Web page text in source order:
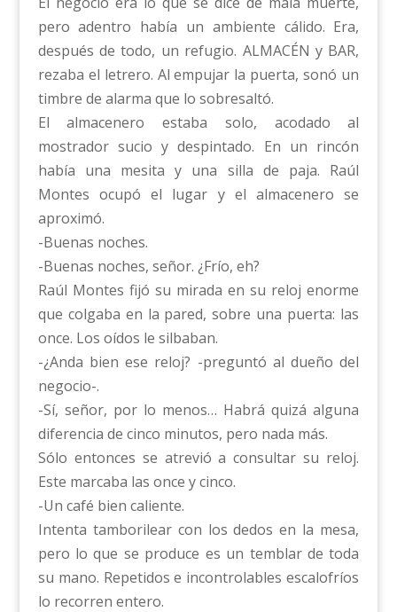
pero adentro había un ambiente cálido. Era,
después de todo, un refugio. ALMACÉN y BAR,
rezaba el letrero. Al empujar la puerta, sonó un
timbre de alarma que lo sobresaltó.
El almacenero estaba solo, acodado al
mostrador sucio y despintado. En un rincón
había una mesita y una silla de paja. Raúl
Montes ocupó el lugar y el almacenero se
aproximó.
-Buenas noches.
-Buenas noches, señor. ¿Frío, eh?
Raúl Montes fijó su mirada en su reloj enorme
que colgaba en la pared, sobre una puerta: las
once. Los oídos le silbaban.
-¿Anda bien ese reloj? -preguntó al dueño del
negocio-.
-Sí, señor, por lo menos… Habrá quizá alguna
diferencia de cinco minutos, pero nada más.
Sólo entonces se atrevió a consultar su reloj.
Este marcaba las once y cinco.
-Un café bien caliente.
Intenta tamborilear con los dedos en la mesa,
pero lo que se produce es un temblar de toda
su mano. Repetidos e incontrolables escalofríos
lo recorren entero.